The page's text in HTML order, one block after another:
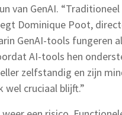
van GenAI.
Dominique Poot,
GenAI-tools fungeren
AI-tools hen
zelfstandig en zijn
wel cruciaal blijft.”